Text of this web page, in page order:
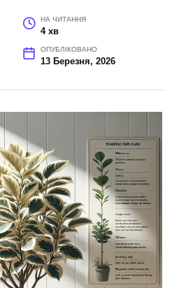
НА ЧИТАННЯ
4 хв
ОПУБЛІКОВАНО
13 Березня, 2026